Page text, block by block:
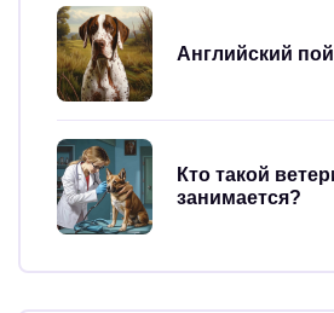
Английский
Кто такой
занимается?